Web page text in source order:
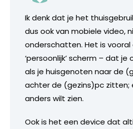
Ik denk dat je het
dus ook van mobiele video,
onderschatten. Het is vooral
‘persoonlijk’ scherm – dat je
als je huisgenoten naar de
achter de (gezins)pc zitten;
anders wilt zien.
Ook is het een device dat